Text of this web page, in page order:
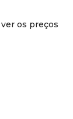
os preços